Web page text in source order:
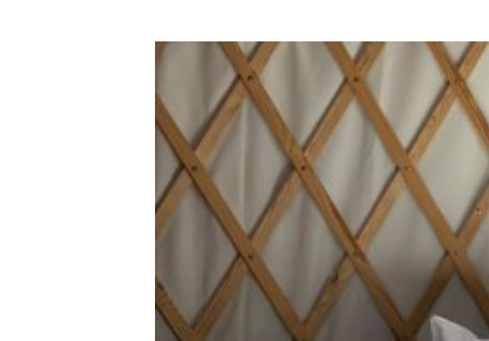
Cultura
S.E.R
O Algarve
Trabalhe Connosco
Contacto